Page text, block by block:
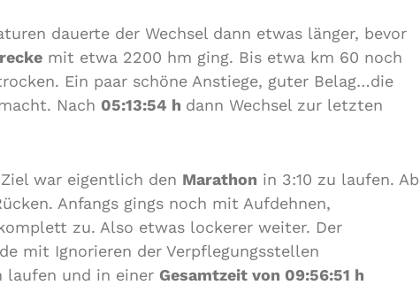
dauerte der Wechsel dann etwas länger, bevor
mit etwa 2200 hm ging. Bis etwa km 60 noch
Ein paar schöne Anstiege, guter Belag…die
Nach 05:13:54 h dann Wechsel zur letzten
war eigentlich den Marathon in 3:10 zu laufen. Ab
Anfangs gings noch mit Aufdehnen,
zu. Also etwas lockerer weiter. Der
mit Ignorieren der Verpflegungsstellen
laufen und in einer Gesamtzeit von 09:56:51 h